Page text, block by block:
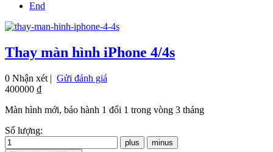
End
Thay màn hình iPhone 4/4s
0 Nhận xét | Gửi đánh giá
400000 ₫
Màn hình mới, bảo hành 1 đổi 1 trong vòng 3 tháng
Số lượng: